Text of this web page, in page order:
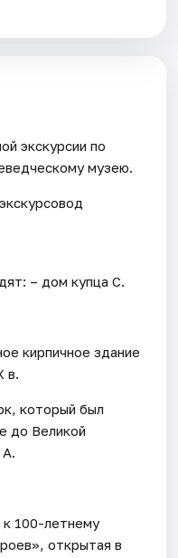
экскурсии по
музею.
– дом купца С.
кирпичное здание
в.
который был
до Великой
к 100-летнему
открытая в